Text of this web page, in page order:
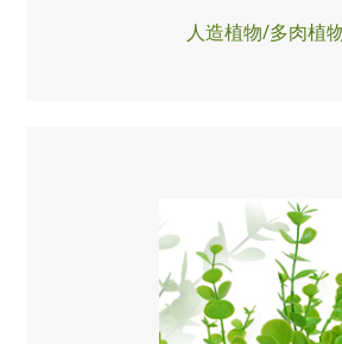
人造植物/多肉植